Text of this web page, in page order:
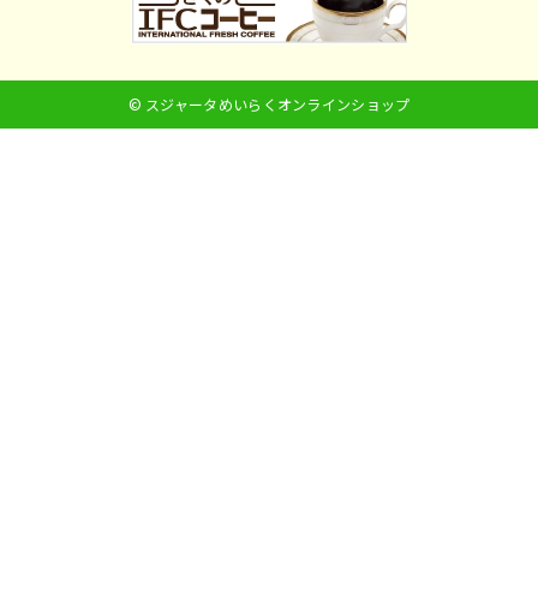
© スジャータめいらくオンラインショップ